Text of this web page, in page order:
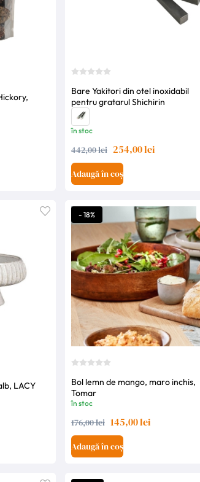
Bare Yakitori din otel inoxidabil
pentru gratarul Shichirin
în stoc
442,00 lei 254,00 lei
Adaugă în coș
LACY
- 18%
Bol lemn de mango, maro inchis,
Tomar
în stoc
176,00 lei 145,00 lei
Adaugă în coș